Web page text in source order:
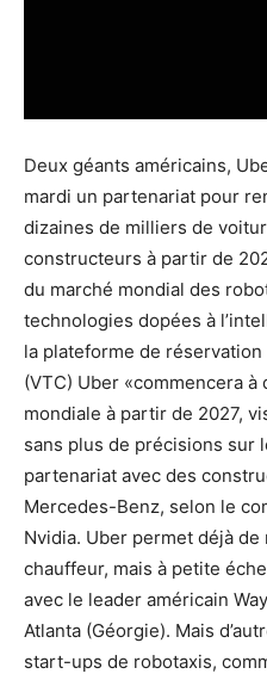
Deux géants américains,
mardi un partenariat pour
dizaines de milliers de
constructeurs à partir de
du marché mondial des
technologies dopées à
la plateforme de
(VTC) Uber «commencera
mondiale à partir de 2027,
sans plus de précisions sur
partenariat avec des
Mercedes-Benz, selon le
Nvidia. Uber permet déjà
chauffeur, mais à petite
avec le leader américain
Atlanta (Géorgie). Mais
start-ups de robotaxis,